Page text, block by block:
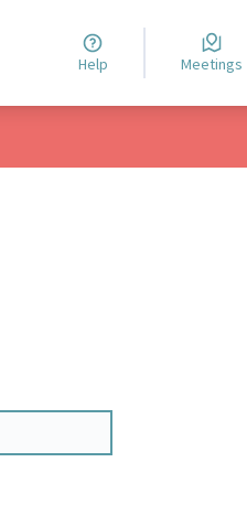
Help Meetings